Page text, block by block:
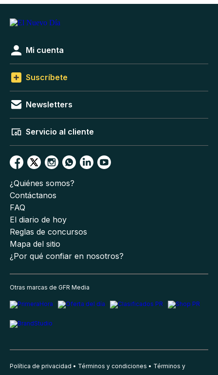
Mi cuenta
Suscríbete
Newsletters
Servicio al cliente
¿Quiénes somos?
Contáctanos
FAQ
El diario de hoy
Reglas de concursos
Mapa del sitio
¿Por qué confiar en nosotros?
Otras marcas de GFR Media
Política de privacidad Términos y condiciones Términos y